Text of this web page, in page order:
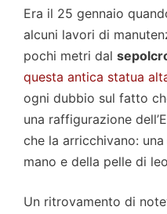
Era il 25 gennaio
alcuni lavori di
pochi metri dal
questa antica statua
ogni dubbio sul fatto
una raffigurazione
che la arricchivano:
mano e della pelle di
Un ritrovamento di